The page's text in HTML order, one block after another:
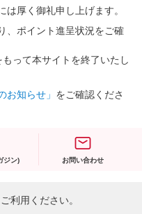
厚く御礼申し上げます。
、ポイント進呈状況をご確
って本サイトを終了いたし
お知らせ」 をご確認くださ
ジン) お問い合わせ
利用ください。